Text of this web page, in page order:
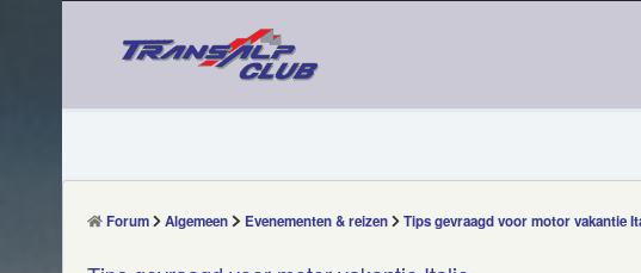
Forum Algemeen Evenementen & reizen Tips gevraagd voor motor vakantie